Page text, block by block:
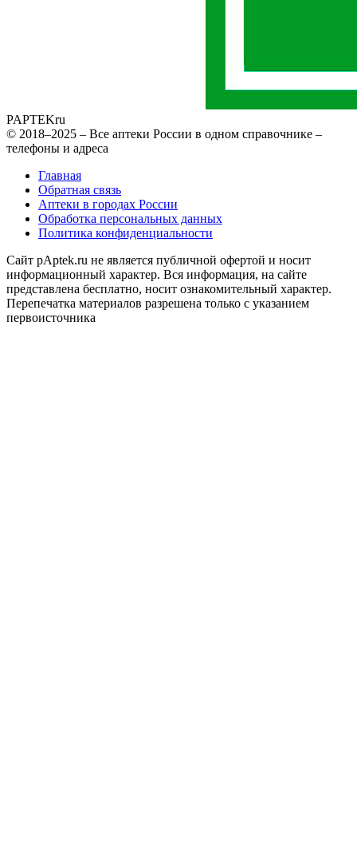
PAPTEKru
© 2018–2025 – Все аптеки России в одном справочнике –
телефоны и адреса
Главная
Обратная связь
Аптеки в городах России
Обработка персональных данных
Политика конфиденциальности
Сайт pAptek.ru не является публичной офертой и носит
информационный характер. Вся информация, на сайте
представлена бесплатно, носит ознакомительный характер.
Перепечатка материалов разрешена только с указанием
первоисточника